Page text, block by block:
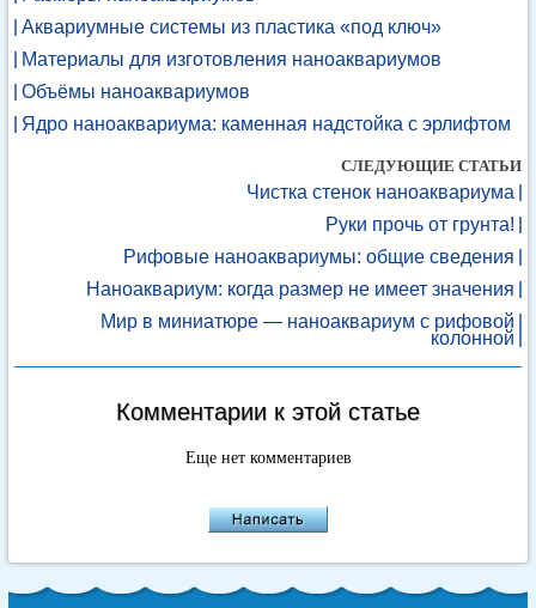
Аквариумные системы из пластика «под ключ»
Материалы для изготовления наноаквариумов
Объёмы наноаквариумов
Ядро наноаквариума: каменная надстойка с эрлифтом
СЛЕДУЮЩИЕ СТАТЬИ
Чистка стенок наноаквариума
Руки прочь от грунта!
Рифовые наноаквариумы: общие сведения
Наноаквариум: когда размер не имеет значения
Мир в миниатюре — наноаквариум с рифовой
колонной
Комментарии к этой статье
Еще нет комментариев